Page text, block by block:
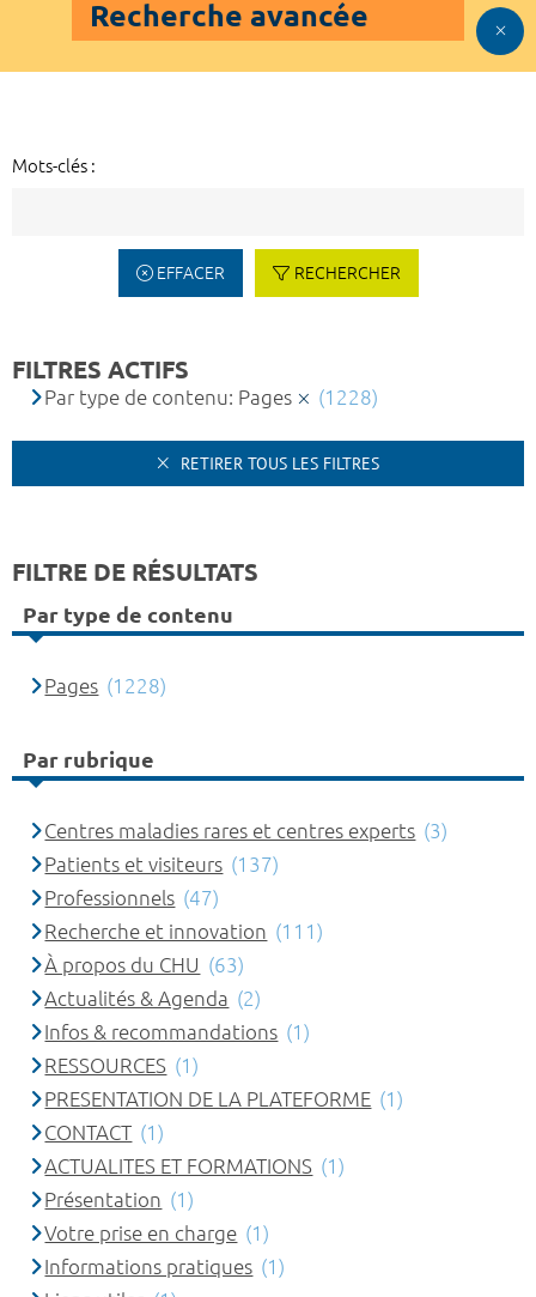
Recherche avancée
Mots-clés :
EFFACER RECHERCHER
FILTRES ACTIFS
Par type de contenu: Pages (1228)
RETIRER TOUS LES FILTRES
FILTRE DE RÉSULTATS
Par type de contenu
Pages (1228)
Par rubrique
Centres maladies rares et centres experts (3)
Patients et visiteurs (137)
Professionnels (47)
Recherche et innovation (111)
À propos du CHU (63)
Actualités & Agenda (2)
Infos & recommandations (1)
RESSOURCES (1)
PRESENTATION DE LA PLATEFORME (1)
CONTACT (1)
ACTUALITES ET FORMATIONS (1)
Présentation (1)
Votre prise en charge (1)
Informations pratiques (1)